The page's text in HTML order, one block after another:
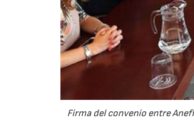
Firma del convenio entre